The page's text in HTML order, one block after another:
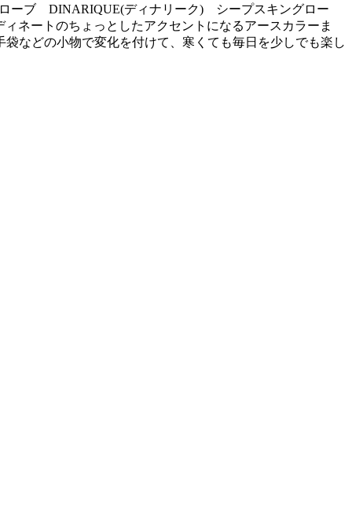
ーブ DINARIQUE(ディナリーク) シープスキングロー
ートのちょっとしたアクセントになるアースカラーま
などの小物で変化を付けて、寒くても毎日を少しでも楽し